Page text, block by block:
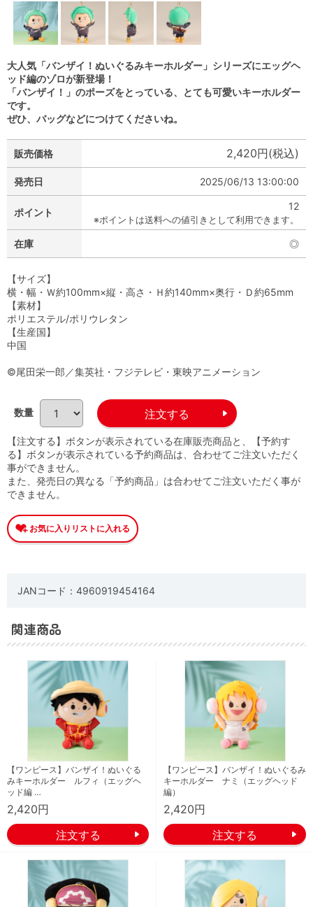
大人気「バンザイ！ぬいぐるみキーホルダー」シリーズにエッグヘ
ッド編のゾロが新登場！
「バンザイ！」のポーズをとっている、とても可愛いキーホルダー
です。
ぜひ、バッグなどにつけてくださいね。
販売価格 2,420円(税込)
発売日 2025/06/13 13:00:00
ポイント
12
※ポイントは送料への値引きとして利用できます。
在庫 ◎
【サイズ】
横・幅・Ｗ約100mm×縦・高さ・Ｈ約140mm×奥行・Ｄ約65mm
【素材】
ポリエステル/ポリウレタン
【生産国】
中国
©尾田栄一郎／集英社・フジテレビ・東映アニメーション
数量
【注文する】ボタンが表示されている在庫販売商品と、【予約す
る】ボタンが表示されている予約商品は、合わせてご注文いただく
事ができません。
また、発売日の異なる「予約商品」は合わせてご注文いただく事が
できません。
JANコード：4960919454164
関連商品
【ワンピース】バンザイ！ぬいぐる
みキーホルダー ルフィ（エッグヘ
ッド編 …
2,420円
【ワンピース】バンザイ！ぬいぐるみ
キーホルダー ナミ（エッグヘッド
編）
2,420円